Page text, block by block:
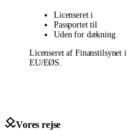
Licenseret i
Passportet til
Uden for dækning
Licenseret af Finanstilsynet i
EU/EØS.
Vores rejse